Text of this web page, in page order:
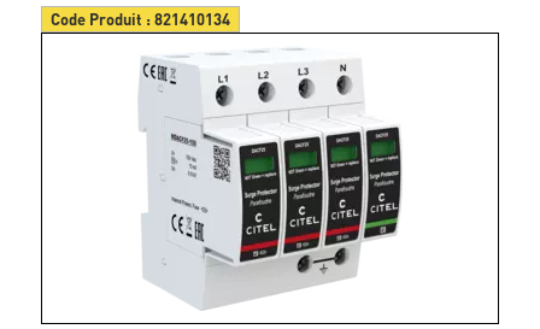
Code Produit :821410134